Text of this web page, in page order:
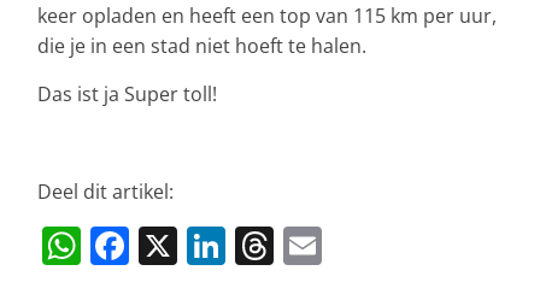
keer opladen en heeft een top van 115 km per uur,
die je in een stad niet hoeft te halen.
Das ist ja Super toll!
Deel dit artikel:
W F X Li T